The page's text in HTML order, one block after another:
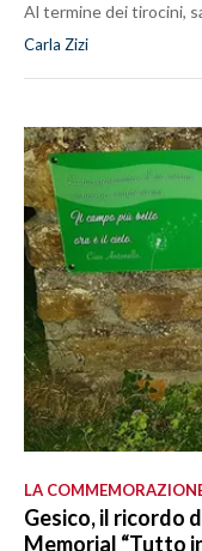
Al termine dei tirocini,
Carla Zizi
LA
Gesico, il ricordo
Memorial “Tutto